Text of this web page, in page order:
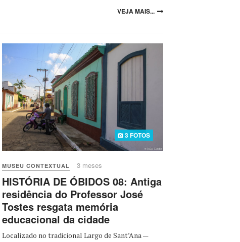
VEJA MAIS...
3 FOTOS
MUSEU CONTEXTUAL 3 meses
HISTÓRIA DE ÓBIDOS 08: Antiga
residência do Professor José
Tostes resgata memória
educacional da cidade
Localizado no tradicional Largo de Sant’Ana —